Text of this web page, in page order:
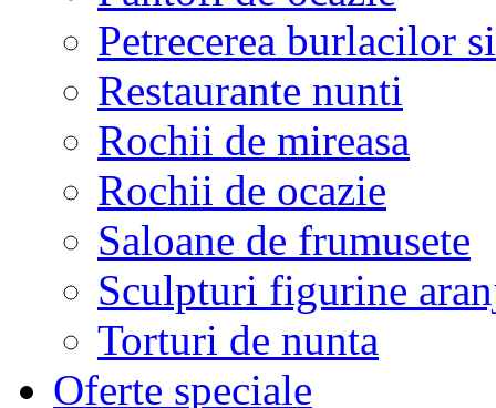
Petrecerea burlacilor
Restaurante nunti
Rochii de mireasa
Rochii de ocazie
Saloane de frumusete
Sculpturi figurine
Torturi de nunta
Oferte speciale